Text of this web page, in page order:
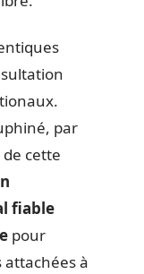
par
cette
fiable
pour
attachées à